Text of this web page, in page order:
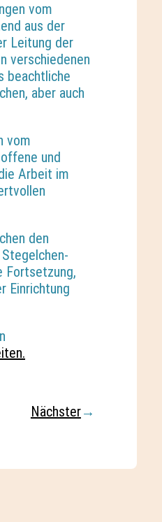
vom
aus der
Leitung der
verschiedenen
beachtliche
aber auch
vom
und
Arbeit im
den
Fortsetzung,
Einrichtung
.
Nächster→